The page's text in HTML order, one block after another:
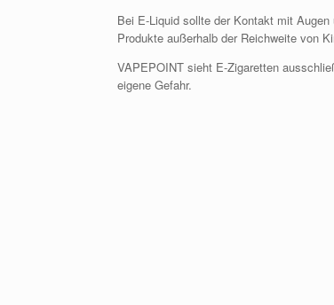
Bei E-Liquid sollte der Kontakt mit
Produkte außerhalb der Reichweite von
VAPEPOINT sieht E-Zigaretten
eigene Gefahr.